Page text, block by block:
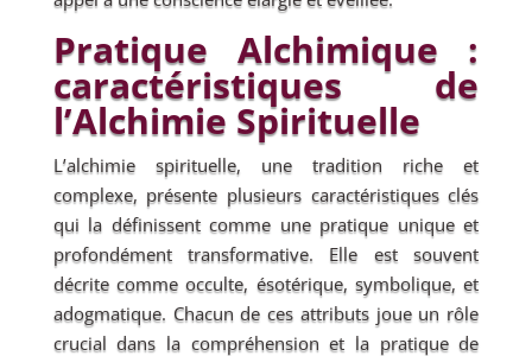
Pratique Alchimique :
caractéristiques de
l’Alchimie Spirituelle
L’alchimie spirituelle, une tradition riche et
complexe, présente plusieurs caractéristiques clés
qui la définissent comme une pratique unique et
profondément transformative. Elle est souvent
décrite comme occulte, ésotérique, symbolique, et
adogmatique. Chacun de ces attributs joue un rôle
crucial dans la compréhension et la pratique de